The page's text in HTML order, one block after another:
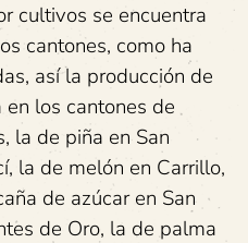
cultivos se encuentra
cantones, como ha
así la producción de
los cantones de
la de piña en San
la de melón en Carrillo,
de azúcar en San
de Oro, la de palma